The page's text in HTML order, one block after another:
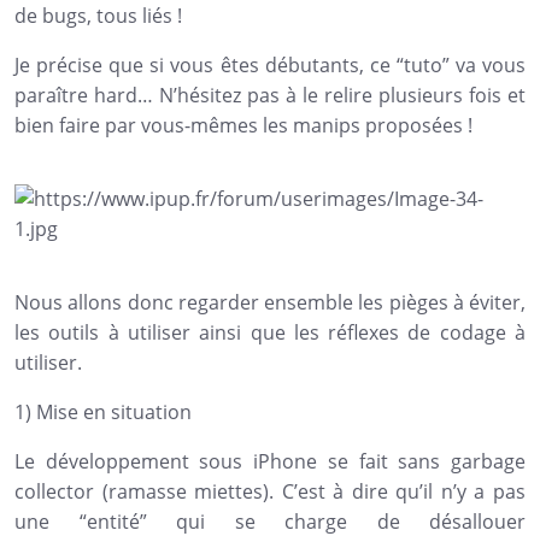
de bugs, tous liés !
Je précise que si vous êtes débutants, ce “tuto” va vous
paraître hard… N’hésitez pas à le relire plusieurs fois et
bien faire par vous-mêmes les manips proposées !
Nous allons donc regarder ensemble les pièges à éviter,
les outils à utiliser ainsi que les réflexes de codage à
utiliser.
1) Mise en situation
Le développement sous iPhone se fait sans garbage
collector (ramasse miettes). C’est à dire qu’il n’y a pas
une “entité” qui se charge de désallouer